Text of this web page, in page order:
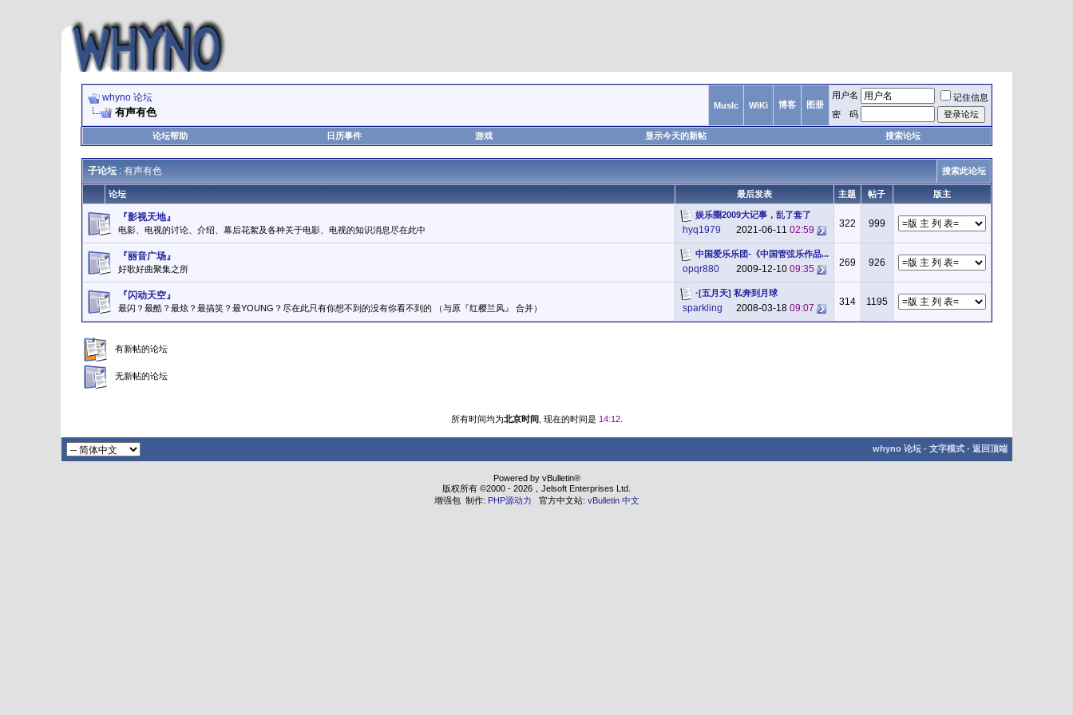
whyno 论坛
有声有色
MusIc WiKi 博客 图册
用户名
记住信息
密 码
论坛帮助 日历事件 游戏 显示今天的新帖 搜索论坛
子论坛: 有声有色 搜索此论坛
论坛 最后发表 主题 帖子 版主
『影视天地』
电影、电视的讨论、介绍、幕后花絮及各种关于电影、电视的知识消息尽在此中
娱乐圈2009大记事，乱了套了
hyq1979 2021-06-11 02:59
322 999
『丽音广场』
好歌好曲聚集之所
中国爱乐乐团-《中国管弦乐作品...
opqr880 2009-12-10 09:35
269 926
『闪动天空』
最闪？最酷？最炫？最搞笑？最YOUNG？尽在此只有你想不到的没有你看不到的 （与原『红樱兰风』 合并）
·[五月天] 私奔到月球
sparkling 2008-03-18 09:07
314 1195
有新帖的论坛
无新帖的论坛
所有时间均为北京时间, 现在的时间是 14:12.
whyno 论坛- 文字模式- 返回顶端
Powered by vBulletin®
版权所有 ©2000 - 2026，Jelsoft Enterprises Ltd.
增强包 制作: PHP源动力 官方中文站: vBulletin 中文